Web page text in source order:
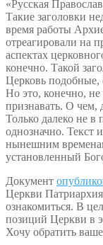
«Русская
Такие заголовки
время работы
отреагировали на
аспектах
конечно. Такой
Церковь подобные,
Но это, конечно, не
признавать. О чем,
Только далеко не в
однозначно. Текст
нынешним
установленный
Документ
Церкви
ознакомиться. В
позиций Церкви в
Хочу обратить